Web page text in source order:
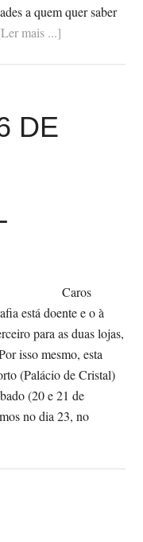
a quem quer saber
mais ...]
DE
Caros
está doente e o à
para as duas lojas,
isso mesmo, esta
(Palácio de Cristal)
(20 e 21 de
no dia 23, no